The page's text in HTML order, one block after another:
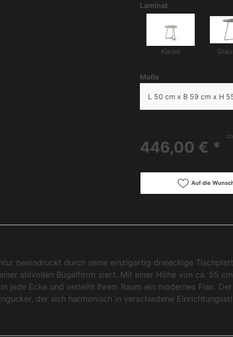
Laminat
Kiesel
Maße
L 50 cm x B 59 cm x H
446,00 € *
Auf die
beeindruckt durch seine einzigartig dreieckige
stilvollen Bügelform ziert. Mit einer Höhe von ca. 55
jede Ecke und verleiht Ihrem Raum ein modernes Flair.
der sich harmonisch in verschiedene